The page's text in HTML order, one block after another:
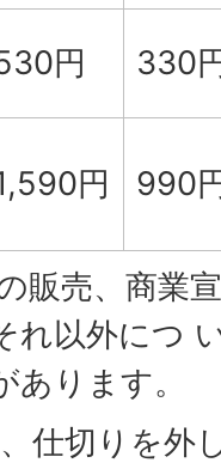
円 330
円 990
販売、商業
れ以外につ
ります。
仕切りを外